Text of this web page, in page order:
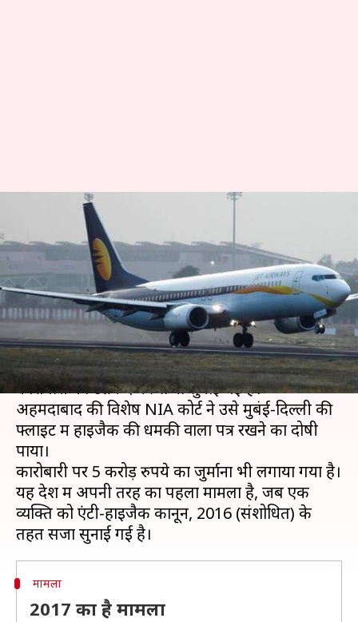
विमान हाइजैक की अफवाह फैलाने के
लिए कारोबारी को उम्रकैद, लगा 5
करोड़ रुपये का जुर्माना
लेखन मुकुल तोमर Jun 11, 2019 05:50 pm
क्या है खबर?
फ्लाइट में विमान हाइजैक की अफवाह फैलाने के लिए एक
कारोबारी को उम्रकैद की सजा सुनाई गई है।
अहमदाबाद की विशेष NIA कोर्ट ने उसे मुबंई-दिल्ली की
फ्लाइट में हाइजैक की धमकी वाला पत्र रखने का दोषी
पाया।
कारोबारी पर 5 करोड़ रुपये का जुर्माना भी लगाया गया है।
यह देश में अपनी तरह का पहला मामला है, जब एक
व्यक्ति को एंटी-हाइजैक कानून, 2016 (संशोधित) के
मामला
2017 का है मामला